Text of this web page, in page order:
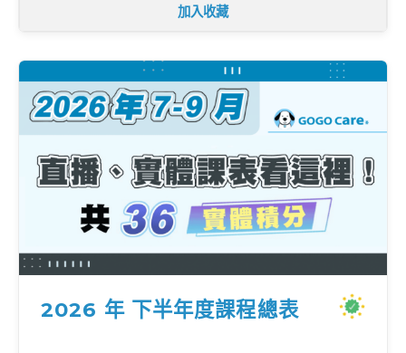
加入收藏
2026 年 下半年度課程總表